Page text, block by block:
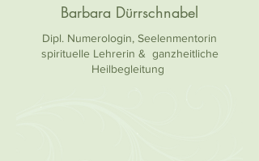
Dipl. Numerologin, Seelenmentorin
spirituelle Lehrerin & ganzheitliche
Heilbegleitung
Barbara Dürrschnabel